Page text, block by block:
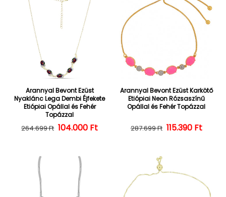
Arannyal Bevont Ezüst
Nyaklánc Lega Dembi Éjfekete
Etiópiai Opállal és Fehér
Topázzal
Normál ár
264.699 Ft Kedvezményes ár
104.000 Ft
Arannyal Bevont Ezüst Karkötő
Etiópiai Neon Rózsaszínű
Opállal és Fehér Topázzal
Normál ár
287.699 Ft 115.390 Ft